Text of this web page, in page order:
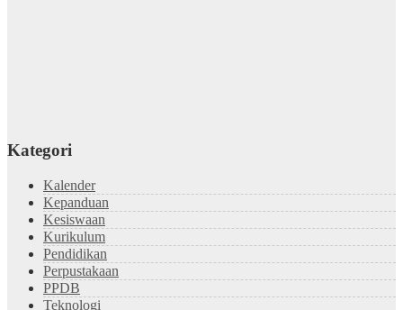
Kategori
Kalender
Kepanduan
Kesiswaan
Kurikulum
Pendidikan
Perpustakaan
PPDB
Teknologi